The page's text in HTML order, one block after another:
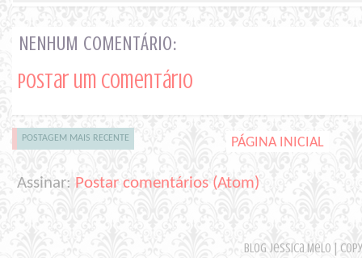
NENHUM COMENTÁRIO:
Postar um comentário
POSTAGEM MAIS RECENTE PÁGINA INICIAL
Assinar: Postar comentários (Atom)
Blog Jessica Melo |